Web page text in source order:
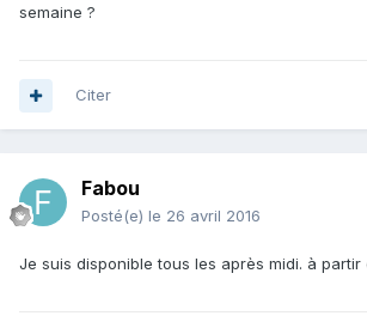
semaine ?
Citer
Fabou
Posté(e) le 26 avril 2016
Je suis disponible tous les après midi. à partir